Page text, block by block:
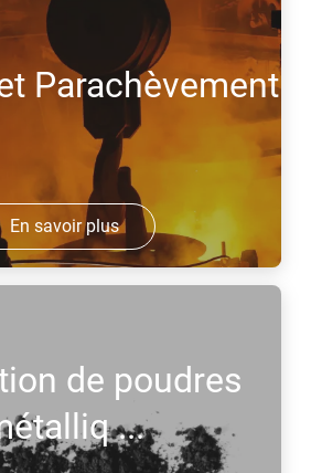
Parachèvement
En savoir plus
de poudres
...